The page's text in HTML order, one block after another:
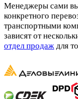
Менеджеры сами
конкретного
транспортными
зависят от
отдел продаж для